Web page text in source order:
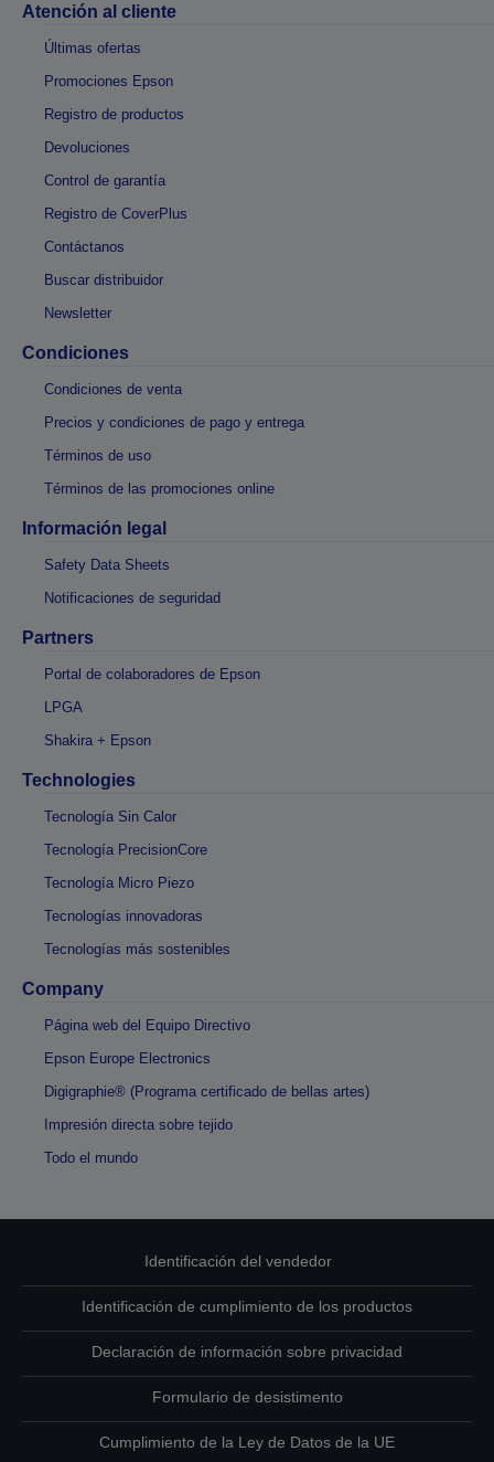
Atención al cliente
Últimas ofertas
Promociones Epson
Registro de productos
Devoluciones
Control de garantía
Registro de CoverPlus
Contáctanos
Buscar distribuidor
Newsletter
Condiciones
Condiciones de venta
Precios y condiciones de pago y entrega
Términos de uso
Términos de las promociones online
Información legal
Safety Data Sheets
Notificaciones de seguridad
Partners
Portal de colaboradores de Epson
LPGA
Shakira + Epson
Technologies
Tecnología Sin Calor
Tecnología PrecisionCore
Tecnología Micro Piezo
Tecnologías innovadoras
Tecnologías más sostenibles
Company
Página web del Equipo Directivo
Epson Europe Electronics
Digigraphie® (Programa certificado de bellas artes)
Impresión directa sobre tejido
Todo el mundo
Identificación del vendedor
Identificación de cumplimiento de los productos
Declaración de información sobre privacidad
Formulario de desistimento
Cumplimiento de la Ley de Datos de la UE